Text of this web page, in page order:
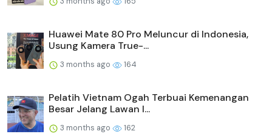
Huawei Mate 80 Pro Meluncur di Indonesia,
Usung Kamera True-...
3 months ago 164
Pelatih Vietnam Ogah Terbuai Kemenangan
Besar Jelang Lawan I...
3 months ago 162